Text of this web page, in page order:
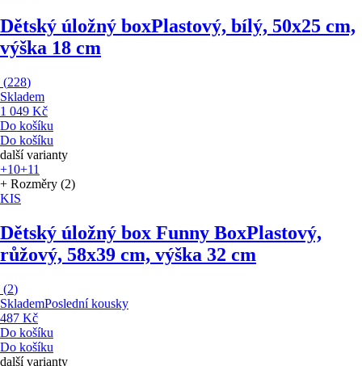
Dětský úložný boxPlastový, bílý, 50x25 cm,
výška 18 cm
(228)
Skladem
1 049 Kč
Do košíku
Do košíku
další varianty
+10+11
+ Rozměry (2)
KIS
Dětský úložný box Funny BoxPlastový,
růžový, 58x39 cm, výška 32 cm
(2)
SklademPoslední kousky
487 Kč
Do košíku
Do košíku
další varianty